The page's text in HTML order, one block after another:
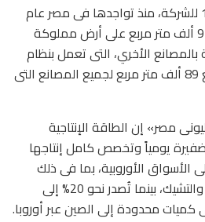
ويُعد المصنع الجديد رقم 15 للشركة، منذ تواجدها فى مصر عام
1998 ويقام على مساحة 91 ألف متر مربع على أرض مملوكة
بالمصانع الأخري، التى تعمل بنظام
الإيجار، بإجمالى مساحة تبلغ 89 ألف متر مربع لجميع المصانع التى
مصر» إن الطاقة الإنتاجية
إلى 100 ألف ضفيرة يومياً وتخصص كامل إنتاجها
إذ يتم توجيه 80% إلى الأسواق الأوروبية، بما فى ذلك
المملكة المتحدة، وألمانيا، والتشيك، بينما تُصدر نحو 20% إلى
كميات محدودة إلى الصين عبر أوروبا.